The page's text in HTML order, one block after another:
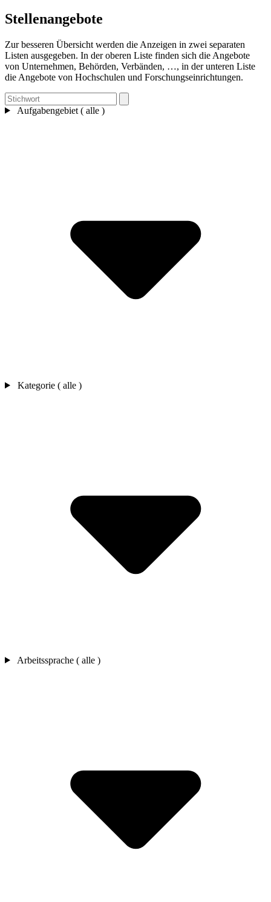
Stellenangebote
Zur besseren Übersicht werden die Anzeigen in zwei separaten
Listen ausgegeben. In der oberen Liste finden sich die Angebote
von Unternehmen, Behörden, Verbänden, …, in der unteren Liste
die Angebote von Hochschulen und Forschungseinrichtungen.
Aufgabengebiet ( alle )
Kategorie ( alle )
Arbeitssprache ( alle )